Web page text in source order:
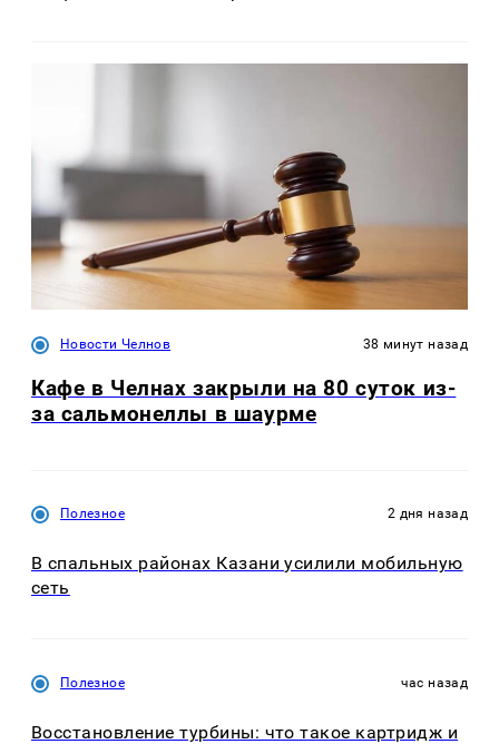
Новости Челнов 38 минут назад
Кафе в Челнах закрыли на 80 суток из-
за сальмонеллы в шаурме
Полезное 2 дня назад
В спальных районах Казани усилили мобильную
сеть
Полезное час назад
Восстановление турбины: что такое картридж и